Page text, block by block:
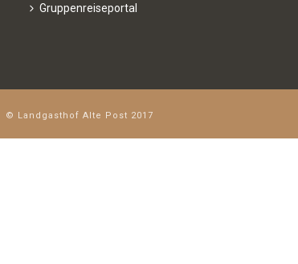
Gruppenreiseportal
© Landgasthof Alte Post 2017